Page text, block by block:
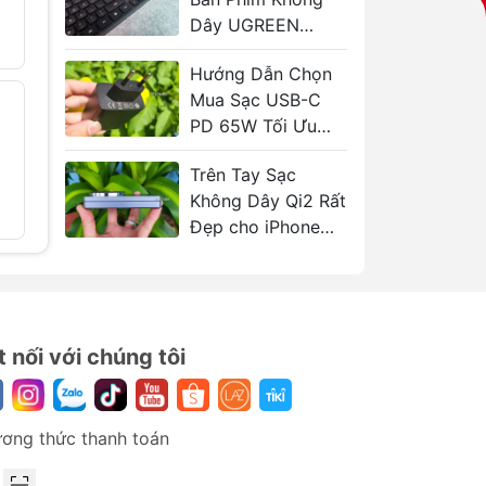
Dây UGREEN
KU004
Hướng Dẫn Chọn
Mua Sạc USB-C
PD 65W Tối Ưu
Cho Laptop
Trên Tay Sạc
Không Dây Qi2 Rất
Đẹp cho iPhone
189.000₫ 320.000₫
to XLR
- 41%
Bút Trình Chiếu
Thông Minh
VENTION KQP
659.000₫ 1.120.000₫
nối với chúng tôi
thức thanh toán